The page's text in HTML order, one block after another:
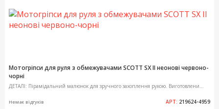
Мотогріпси для руля з обмежувачами SCOTT SX II неонові червоно-
чорні
ДЕТАЛІ: Пірамідальний малюнок для зручного захоплення рукою. Виготовлени...
Немає відгуків АРТ: 219624-4959